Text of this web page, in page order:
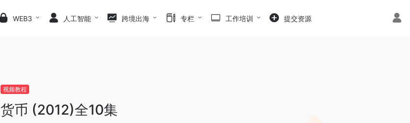
WEB3 人工智能 跨境出海 专栏 工作培训 提交资源
视频教程
货币 (2012)全10集